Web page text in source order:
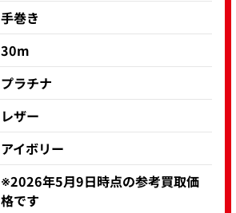
手巻き
30m
プラチナ
レザー
アイボリー
※2026年5月9日時点の参考買取価
格です